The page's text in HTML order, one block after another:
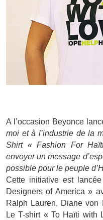
A l’occasion Beyonce
moi et à l’industrie de la
Shirt « Fashion For
envoyer un message
possible pour le peuple
Cette initiative est
Designers of America »
Ralph Lauren, Diane von
Le T-shirt « To Haïti with